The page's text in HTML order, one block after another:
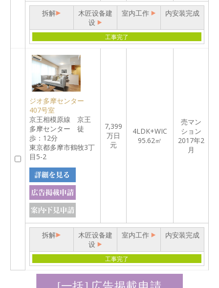
拆解
木匠设备建
设
室内工作 内安装完成
工事完了
ジオ多摩センター
407号室
京王相模原線 京王
多摩センター 徒
歩：12分
東京都多摩市鶴牧3丁
目5-2
7,399
万日
元
4LDK+WIC
95.62㎡
売マン
ション
2017年2
月
拆解
木匠设备建
设
室内工作 内安装完成
工事完了